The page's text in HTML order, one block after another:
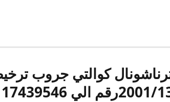
كوالتي جروب